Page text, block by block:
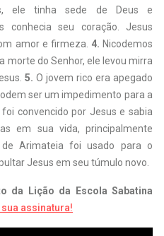
ele tinha sede de Deus e
conhecia seu coração. Jesus
amor e firmeza. 4. Nicodemos
morte do Senhor, ele levou mirra
5.O jovem rico era apegado
ser um impedimento para a
convencido por Jesus e sabia
em sua vida, principalmente
Arimateia foi usado para o
Jesus em seu túmulo novo.
da Lição da Escola Sabatina
sua assinatura!